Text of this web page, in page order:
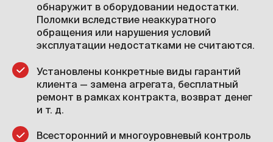
обнаружит в оборудовании недостатки.
Поломки вследствие неаккуратного
обращения или нарушения условий
эксплуатации недостатками не считаются.
Установлены конкретные виды гарантий
клиента — замена агрегата, бесплатный
ремонт в рамках контракта, возврат денег
и т. д.
Всесторонний и многоуровневый контроль